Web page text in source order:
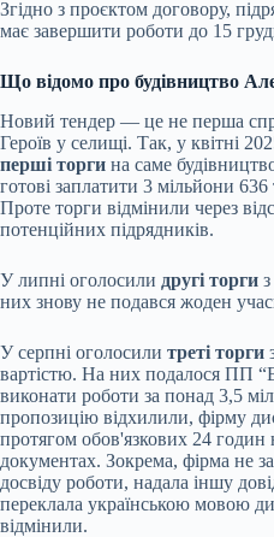
Згідно з проєктом договору,
має завершити роботи до 15
Що відомо про будівництво
Новий тендер — це не перша
Героїв у селищі. Так, у квітні
перші торги на саме
готові заплатити 3 мільйони
Проте торги відмінили через
потенційних підрядників.
У липні оголосили другі торги
них знову не подався жоден
У серпні оголосили треті торги
вартістю. На них подалося ПП
виконати роботи за понад 3,5
пропозицію відхилили, фірму
протягом обов'язкових 24
документах. Зокрема, фірма не
досвіду роботи, надала іншу
переклала українською мовою
відмінили.